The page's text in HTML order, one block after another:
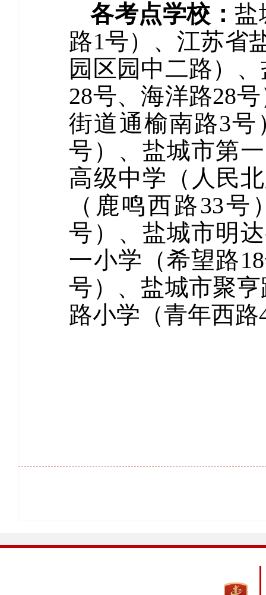
各考点学校：盐
路1号）、江苏省
园区园中二路）
28号、海洋路28
街道通榆南路3号
号）、盐城市第
高级中学（人民
（鹿鸣西路33
号）、盐城市明
一小学（希望路
号）、盐城市聚
路小学（青年西路